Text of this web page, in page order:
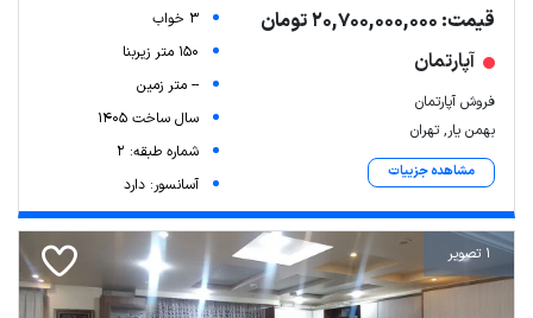
Leaflet | Map data © ariamarz.com
قیمت: 20,700,000,000 تومان
آپارتمان
فروش آپارتمان
بهمن یار, تهران
مشاهده جزییات
3 خواب
150 متر زیربنا
-- متر زمین
سال ساخت 1405
شماره طبقه: 2
آسانسور: دارد
1 تصویر